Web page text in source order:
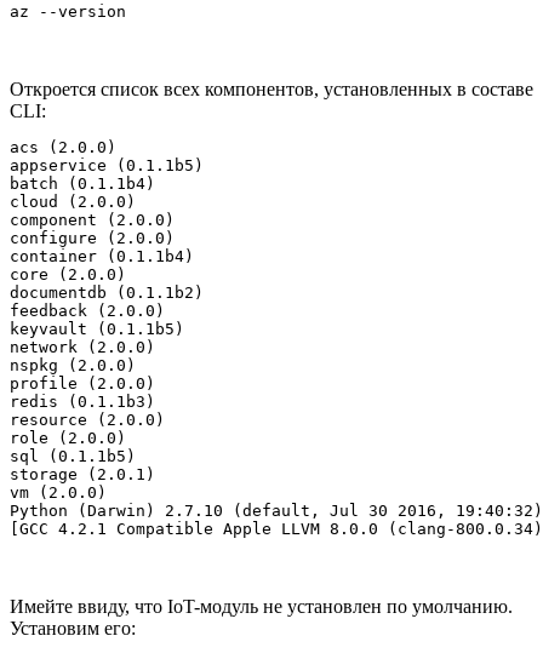
az --version
Откроется список всех компонентов, установленных в составе
CLI:
acs (2.0.0)
appservice (0.1.1b5)
batch (0.1.1b4)
cloud (2.0.0)
component (2.0.0)
configure (2.0.0)
container (0.1.1b4)
core (2.0.0)
documentdb (0.1.1b2)
feedback (2.0.0)
keyvault (0.1.1b5)
network (2.0.0)
nspkg (2.0.0)
profile (2.0.0)
redis (0.1.1b3)
resource (2.0.0)
role (2.0.0)
sql (0.1.1b5)
storage (2.0.1)
vm (2.0.0)
Python (Darwin) 2.7.10 (default, Jul 30 2016,
[GCC 4.2.1 Compatible Apple LLVM 8.0.0 (clang-
Имейте ввиду, что IoT-модуль не установлен по умолчанию.
Установим его: